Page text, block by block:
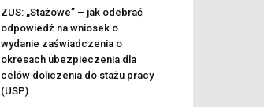
ZUS: „Stażowe” – jak odebrać
odpowiedź na wniosek o
wydanie zaświadczenia o
okresach ubezpieczenia dla
celów doliczenia do stażu pracy
(USP)